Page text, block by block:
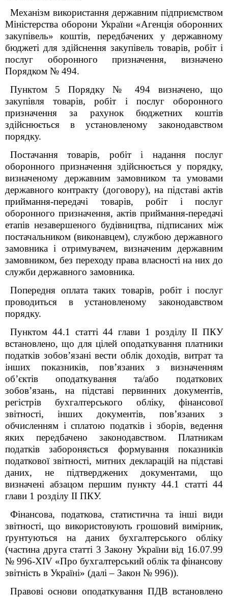
Механізм використання державним підприємством
Міністерства оборони України «Агенція оборонних
закупівель» коштів, передбачених у державному
бюджеті для здійснення закупівель товарів, робіт і
послуг оборонного призначення, визначено
Порядком № 494.
Пунктом 5 Порядку № 494 визначено, що
закупівля товарів, робіт і послуг оборонного
призначення за рахунок бюджетних коштів
здійснюється в установленому законодавством
порядку.
Постачання товарів, робіт і надання послуг
оборонного призначення здійснюється у порядку,
визначеному державним замовником та умовами
державного контракту (договору), на підставі актів
приймання-передачі товарів, робіт і послуг
оборонного призначення, актів приймання-передачі
етапів незавершеного будівництва, підписаних між
постачальником (виконавцем), службою державного
замовника і отримувачем, визначеним державним
замовником, без переходу права власності на них до
служби державного замовника.
Попередня оплата таких товарів, робіт і послуг
проводиться в установленому законодавством
порядку.
Пунктом 44.1 статті 44 глави 1 розділу ІІ ПКУ
встановлено, що для цілей оподаткування платники
податків зобов’язані вести облік доходів, витрат та
інших показників, пов’язаних з визначенням
об’єктів оподаткування та/або податкових
зобов’язань, на підставі первинних документів,
регістрів бухгалтерського обліку, фінансової
звітності, інших документів, пов’язаних з
обчисленням і сплатою податків і зборів, ведення
яких передбачено законодавством. Платникам
податків забороняється формування показників
податкової звітності, митних декларацій на підставі
даних, не підтверджених документами, що
визначені абзацом першим пункту 44.1 статті 44
глави 1 розділу ІІ ПКУ.
Фінансова, податкова, статистична та інші види
звітності, що використовують грошовий вимірник,
ґрунтуються на даних бухгалтерського обліку
(частина друга статті 3 Закону України від 16.07.99
№ 996-XIV «Про бухгалтерський облік та фінансову
звітність в Україні» (далі – Закон № 996)).
Правові основи оподаткування ПДВ встановлено